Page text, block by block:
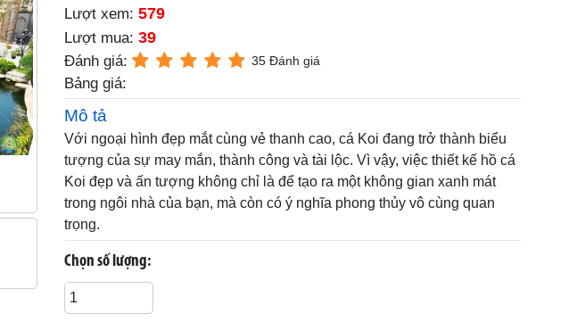
Lượt xem: 579
Lượt mua: 39
Đánh giá: 35 Đánh giá
Bảng giá:
Mô tả
Với ngoại hình đẹp mắt cùng vẻ thanh cao, cá Koi đang trở thành biểu
tượng của sự may mắn, thành công và tài lộc. Vì vậy, việc thiết kế hồ cá
Koi đẹp và ấn tượng không chỉ là để tạo ra một không gian xanh mát
trong ngôi nhà của bạn, mà còn có ý nghĩa phong thủy vô cùng quan
trọng.
Chọn số lượng: